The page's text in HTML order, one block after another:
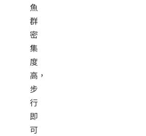
魚
群
密
集
度
高，
步
行
即
可